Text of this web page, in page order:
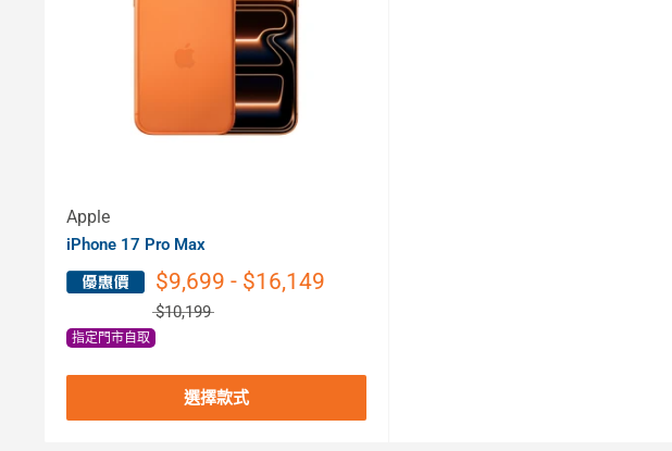
Apple
iPhone 17 Pro Max
$9,699 - $16,149
$10,199
指定門市自取
選擇款式